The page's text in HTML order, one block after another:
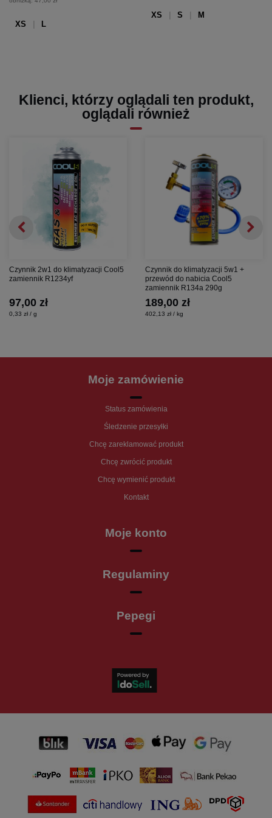
XS L
XS S M
Klienci, którzy oglądali ten produkt,
oglądali również
Czynnik 2w1 do klimatyzacji Cool5
zamiennik R1234yf
97,00 zł
0,33 zł / g
Czynnik do klimatyzacji 5w1 +
przewód do nabicia Cool5
zamiennik R134a 290g
189,00 zł
402,13 zł / kg
Moje zamówienie
Status zamówienia
Śledzenie przesyłki
Chcę zareklamować produkt
Chcę zwrócić produkt
Chcę wymienić produkt
Kontakt
Moje konto
Regulaminy
Pepegi